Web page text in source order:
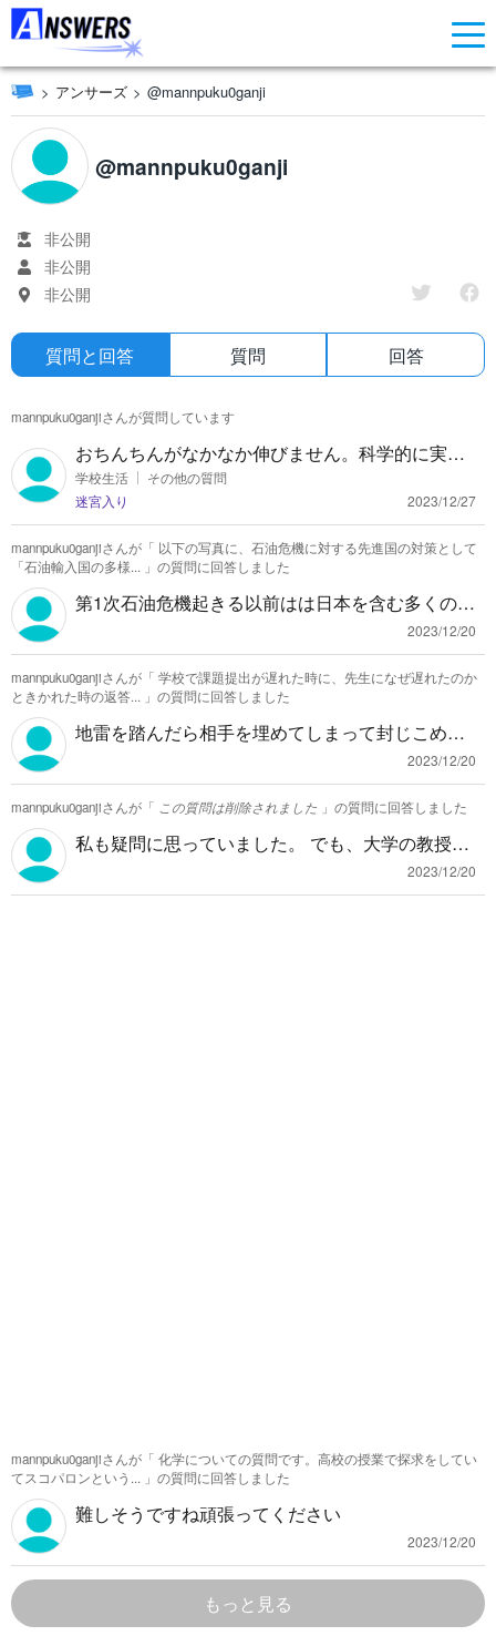
アンサーズ @mannpuku0ganji
@mannpuku0ganji
非公開
非公開
非公開
質問と回答 質問 回答
mannpuku0ganjiさんが質問しています
おちんちんがなかなか伸びません。科学的に実証
された方法はないでしょか？
学校生活
その他の質問
迷宮入り
2023/12/27
mannpuku0ganjiさんが「 以下の写真に、石油危機に対する先進国の対策として
「石油輸入国の多様... 」の質問に回答しました
第1次石油危機起きる以前はは日本を含む多くの先
進国が中等から大半の石油を輸入していました。
しかし石油価格が大きく上昇したりして不安定な
国からの輸入に依存するのはとても不安ですよ
ね。だから多くの国は油田開発や 特に代替エネル
ギーの開発、省エネ促進などを始めたのです。従
って3正しいです。東西冷戦が石油危機に直接的に
関係ないことは暗記です。
2023/12/20
mannpuku0ganjiさんが「 学校で課題提出が遅れた時に、先生になぜ遅れたのか
ときかれた時の返答... 」の質問に回答しました
地雷を踏んだら相手を埋めてしまって封じこめた
2023/12/20
mannpuku0ganjiさんが「 この質問は削除されました 」の質問に回答しました
私も疑問に思っていました。 でも、大学の教授も
高校生にそこまで求めていないと思います。そこ
はあんま気にしなくていいんじゃないかと思いま
2023/12/20
mannpuku0ganjiさんが「 化学についての質問です。高校の授業で探求をしてい
てスコパロンという... 」の質問に回答しました
難しそうですね頑張ってください
2023/12/20
もっと見る